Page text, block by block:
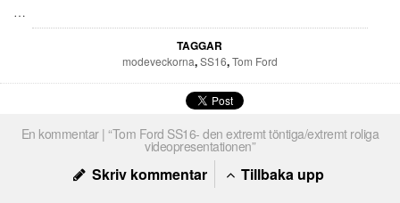
…
TAGGAR
modeveckorna,SS16,Tom Ford
En kommentar | “Tom Ford SS16- den extremt töntiga/extremt roliga
videopresentationen”
Skriv kommentar Tillbaka upp